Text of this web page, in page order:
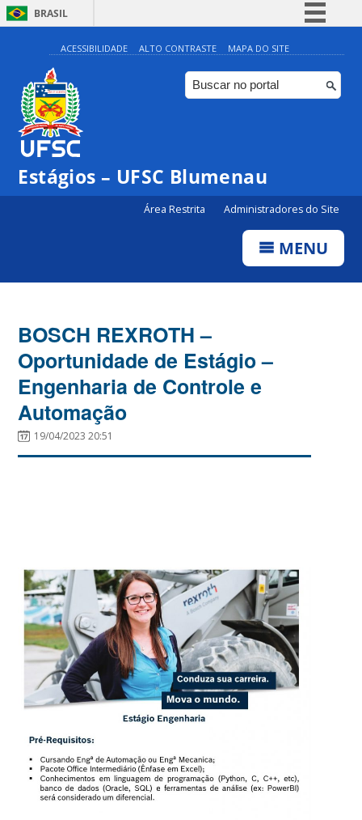
BRASIL
Simplifique!
Comunica BR
Participe
Canais
ACESSIBILIDADE ALTO CONTRASTE MAPA DO SITE
Estágios – UFSC Blumenau
Área Restrita Administradores do Site
MENU
BOSCH REXROTH –
Oportunidade de Estágio –
Engenharia de Controle e
Automação
19/04/2023 20:51